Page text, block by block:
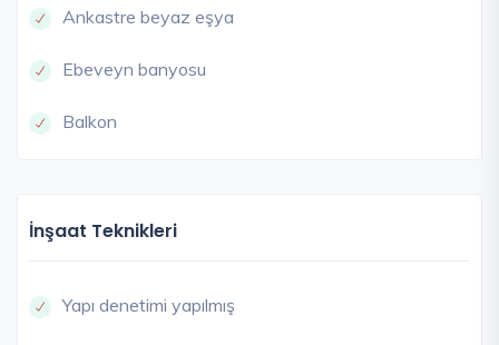
Ankastre beyaz eşya
Ebeveyn banyosu
Balkon
İnşaat Teknikleri
Yapı denetimi yapılmış